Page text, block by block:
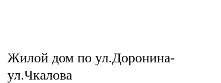
Жилой дом по ул.Доронина-
ул.Чкалова